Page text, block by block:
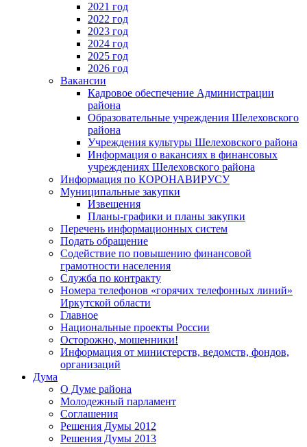
2021 год
2022 год
2023 год
2024 год
2025 год
2026 год
Вакансии
Кадровое обеспечение Администрации
района
Образовательные учреждения Шелеховского
района
Учреждения культуры Шелеховского района
Информация о вакансиях в финансовых
учреждениях Шелеховского района
Информация по КОРОНАВИРУСУ
Муниципальные закупки
Извещения
Планы-графики и планы закупки
Перечень информационных систем
Подать обращение
Содействие по повышению финансовой
грамотности населения
Служба по контракту
Номера телефонов «горячих телефонных линий»
Иркутской области
Главное
Национальные проекты России
Осторожно, мошенники!
Информация от министерств, ведомств, фондов,
организаций
Дума
О Думе района
Молодежный парламент
Соглашения
Решения Думы 2012
Решения Думы 2013